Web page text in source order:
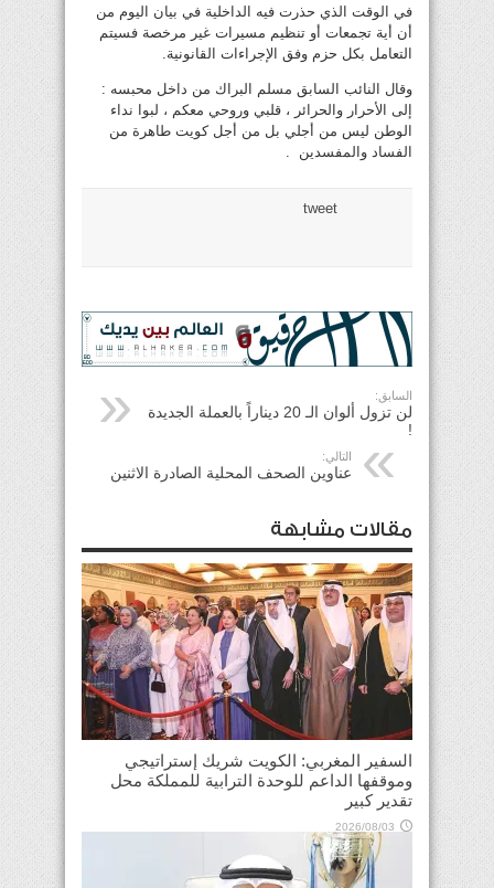
في الوقت الذي حذرت فيه الداخلية في بيان اليوم من
أن أية تجمعات أو تنظيم مسيرات غير مرخصة فسيتم
التعامل بكل حزم وفق الإجراءات القانونية.
وقال النائب السابق مسلم البراك من داخل محبسه :
إلى الأحرار والحرائر ، قلبي وروحي معكم ، لبوا نداء
الوطن ليس من أجلي بل من أجل كويت طاهرة من
الفساد والمفسدين .
tweet
السابق:
لن تزول ألوان الـ 20 ديناراً بالعملة الجديدة
!
التالي:
عناوين الصحف المحلية الصادرة الاثنين
مقالات مشابهة
السفير المغربي: الكويت شريك إستراتيجي
وموقفها الداعم للوحدة الترابية للمملكة محل
تقدير كبير
2026/08/03